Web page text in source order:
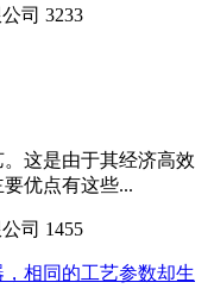
司 3233
这是由于其经济高效
优点有这些...
司 1455